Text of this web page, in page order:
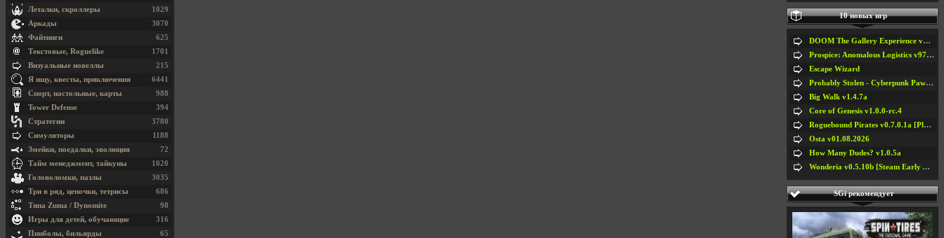
1029
Леталки, скроллеры
3070
Аркады
625
Файтинги
1701
Текстовые, Roguelike
215
Визуальные новеллы
6441
Я ищу, квесты, приключения
988
Спорт, настольные, карты
394
Tower Defense
3780
Стратегии
1188
Симуляторы
72
Змейки, поедалки, эволюция
1020
Тайм менеджмент, тайкуны
3035
Головоломки, пазлы
686
Три в ряд, цепочки, тетрисы
98
Типа Zuma / Dynomite
316
Игры для детей, обучающие
65
Пинболы, бильярды
10 новых игр
DOOM The Gallery Experience v1.4.2
Prospice: Anomalous Logistics v97 [Playtest]
Escape Wizard
Probably Stolen - Cyberpunk Pawnshop Simulator v048c [Playtest]
Big Walk v1.4.7a
Core of Genesis v1.0.0-rc.4
Roguebound Pirates v0.7.0.1a [Playtest]
Osta v01.08.2026
How Many Dudes? v1.0.5a
Wonderia v0.5.10b [Steam Early Access]
SGi рекомендует